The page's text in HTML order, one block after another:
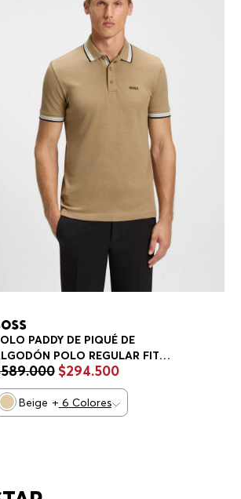
PADDY DE PIQUÉ DE
POLO REGULAR FIT
589.000 $294.500
Beige + 6 Colores